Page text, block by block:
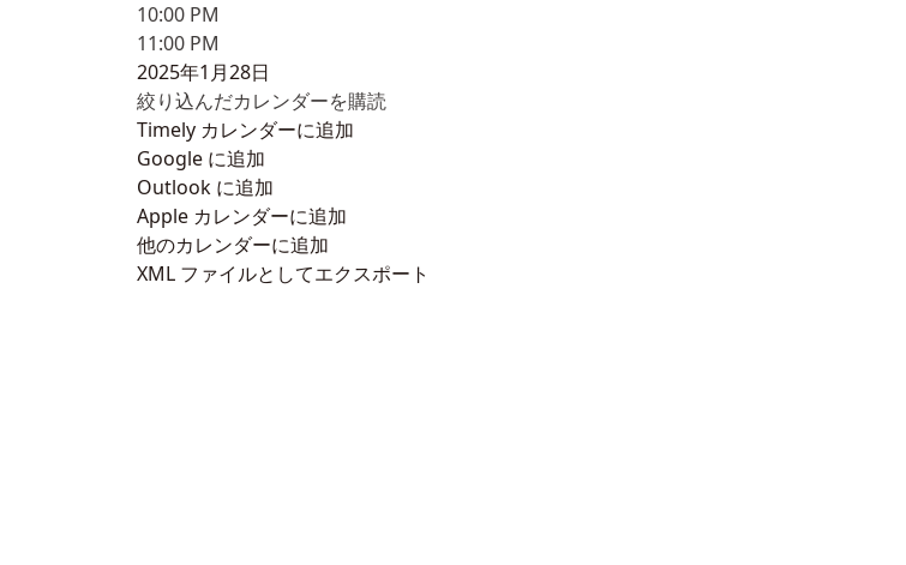
10:00 PM
11:00 PM
2025年1月28日
絞り込んだカレンダーを購読
Timely カレンダーに追加
Google に追加
Outlook に追加
Apple カレンダーに追加
他のカレンダーに追加
XML ファイルとしてエクスポート